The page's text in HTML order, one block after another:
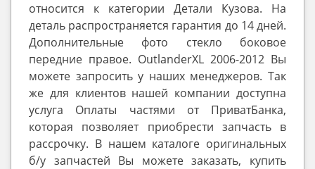
относится к категории Детали Кузова. На
деталь распространяется гарантия до 14 дней.
Дополнительные фото стекло боковое
передние правое. OutlanderXL 2006-2012 Вы
можете запросить у наших менеджеров. Так
же для клиентов нашей компании доступна
услуга Оплаты частями от ПриватБанка,
которая позволяет приобрести запчасть в
рассрочку. В нашем каталоге оригинальных
б/у запчастей Вы можете заказать, купить